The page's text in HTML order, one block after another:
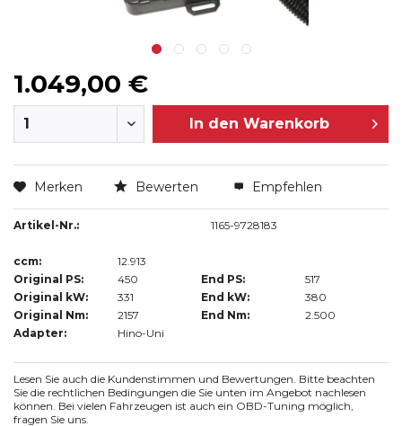
1.049,00 €
In den Warenkorb
Merken Bewerten Empfehlen
Artikel-Nr.: 1165-9728183
ccm:
12.913
Original PS:
450 End PS:
517
Original kW:
331 End kW:
380
Original Nm:
2157 End Nm:
2.500
Adapter:
Hino-Uni
Lesen Sie auch die Kundenstimmen und Bewertungen. Bitte beachten
Sie die rechtlichen Bedingungen die Sie unten im Angebot nachlesen
können. Bei vielen Fahrzeugen ist auch ein OBD-Tuning möglich,
fragen Sie uns.